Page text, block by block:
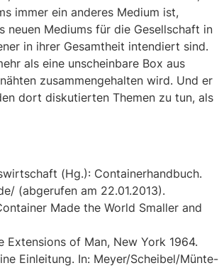
immer ein anderes Medium ist,
neuen Mediums für die Gesellschaft in
in ihrer Gesamtheit intendiert sind.
als eine unscheinbare Box aus
zusammengehalten wird. Und er
dort diskutierten Themen zu tun, als
(Hg.): Containerhandbuch.
(abgerufen am 22.01.2013).
Made the World Smaller and
Extensions of Man, New York 1964.
Einleitung. In: Meyer/Scheibel/Münte-